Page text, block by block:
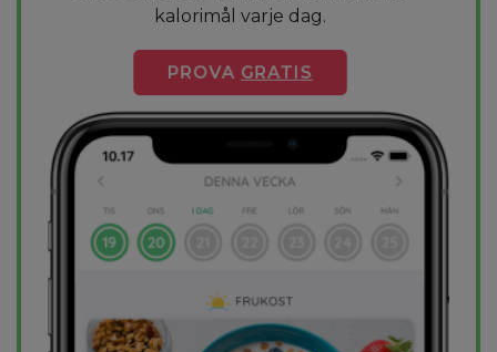
kalorimål varje dag.
PROVA GRATIS